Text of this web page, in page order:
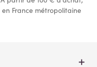
en France métropolitaine